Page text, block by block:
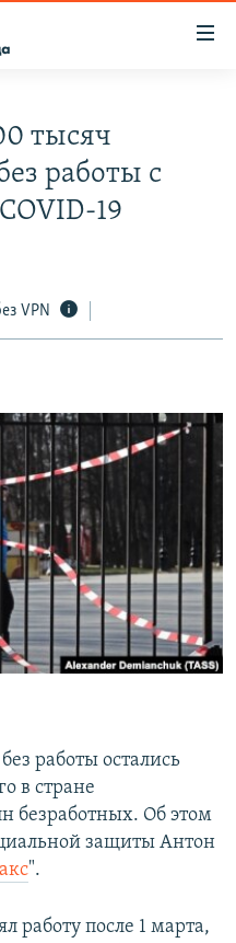
тысяч
работы с
19
VPN
работы остались
в стране
безработных. Об этом
защиты Антон
".
работу после 1 марта,